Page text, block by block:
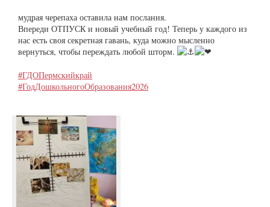
мудрая черепаха оставила нам послания.
Впереди ОТПУСК и новый учебный год! Теперь у каждого из
нас есть своя секретная гавань, куда можно мысленно
вернуться, чтобы переждать любой шторм.
#ГДОПермскийкрай
#ГодДошкольногоОбразования2026